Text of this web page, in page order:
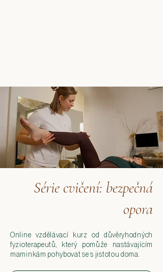
Série cvičení: bezpečná
opora
Online vzdělávací kurz od důvěryhodných
fyzioterapeutů, který pomůže nastávajícím
maminkám pohybovat se s jistotou doma.